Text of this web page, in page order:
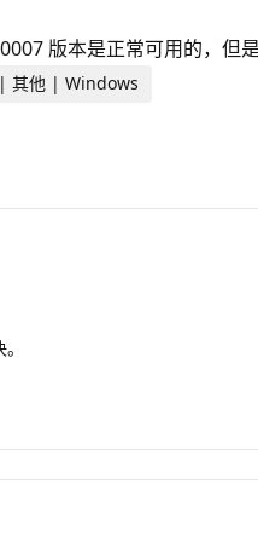
版本是正常可用的，但
其他 | Windows